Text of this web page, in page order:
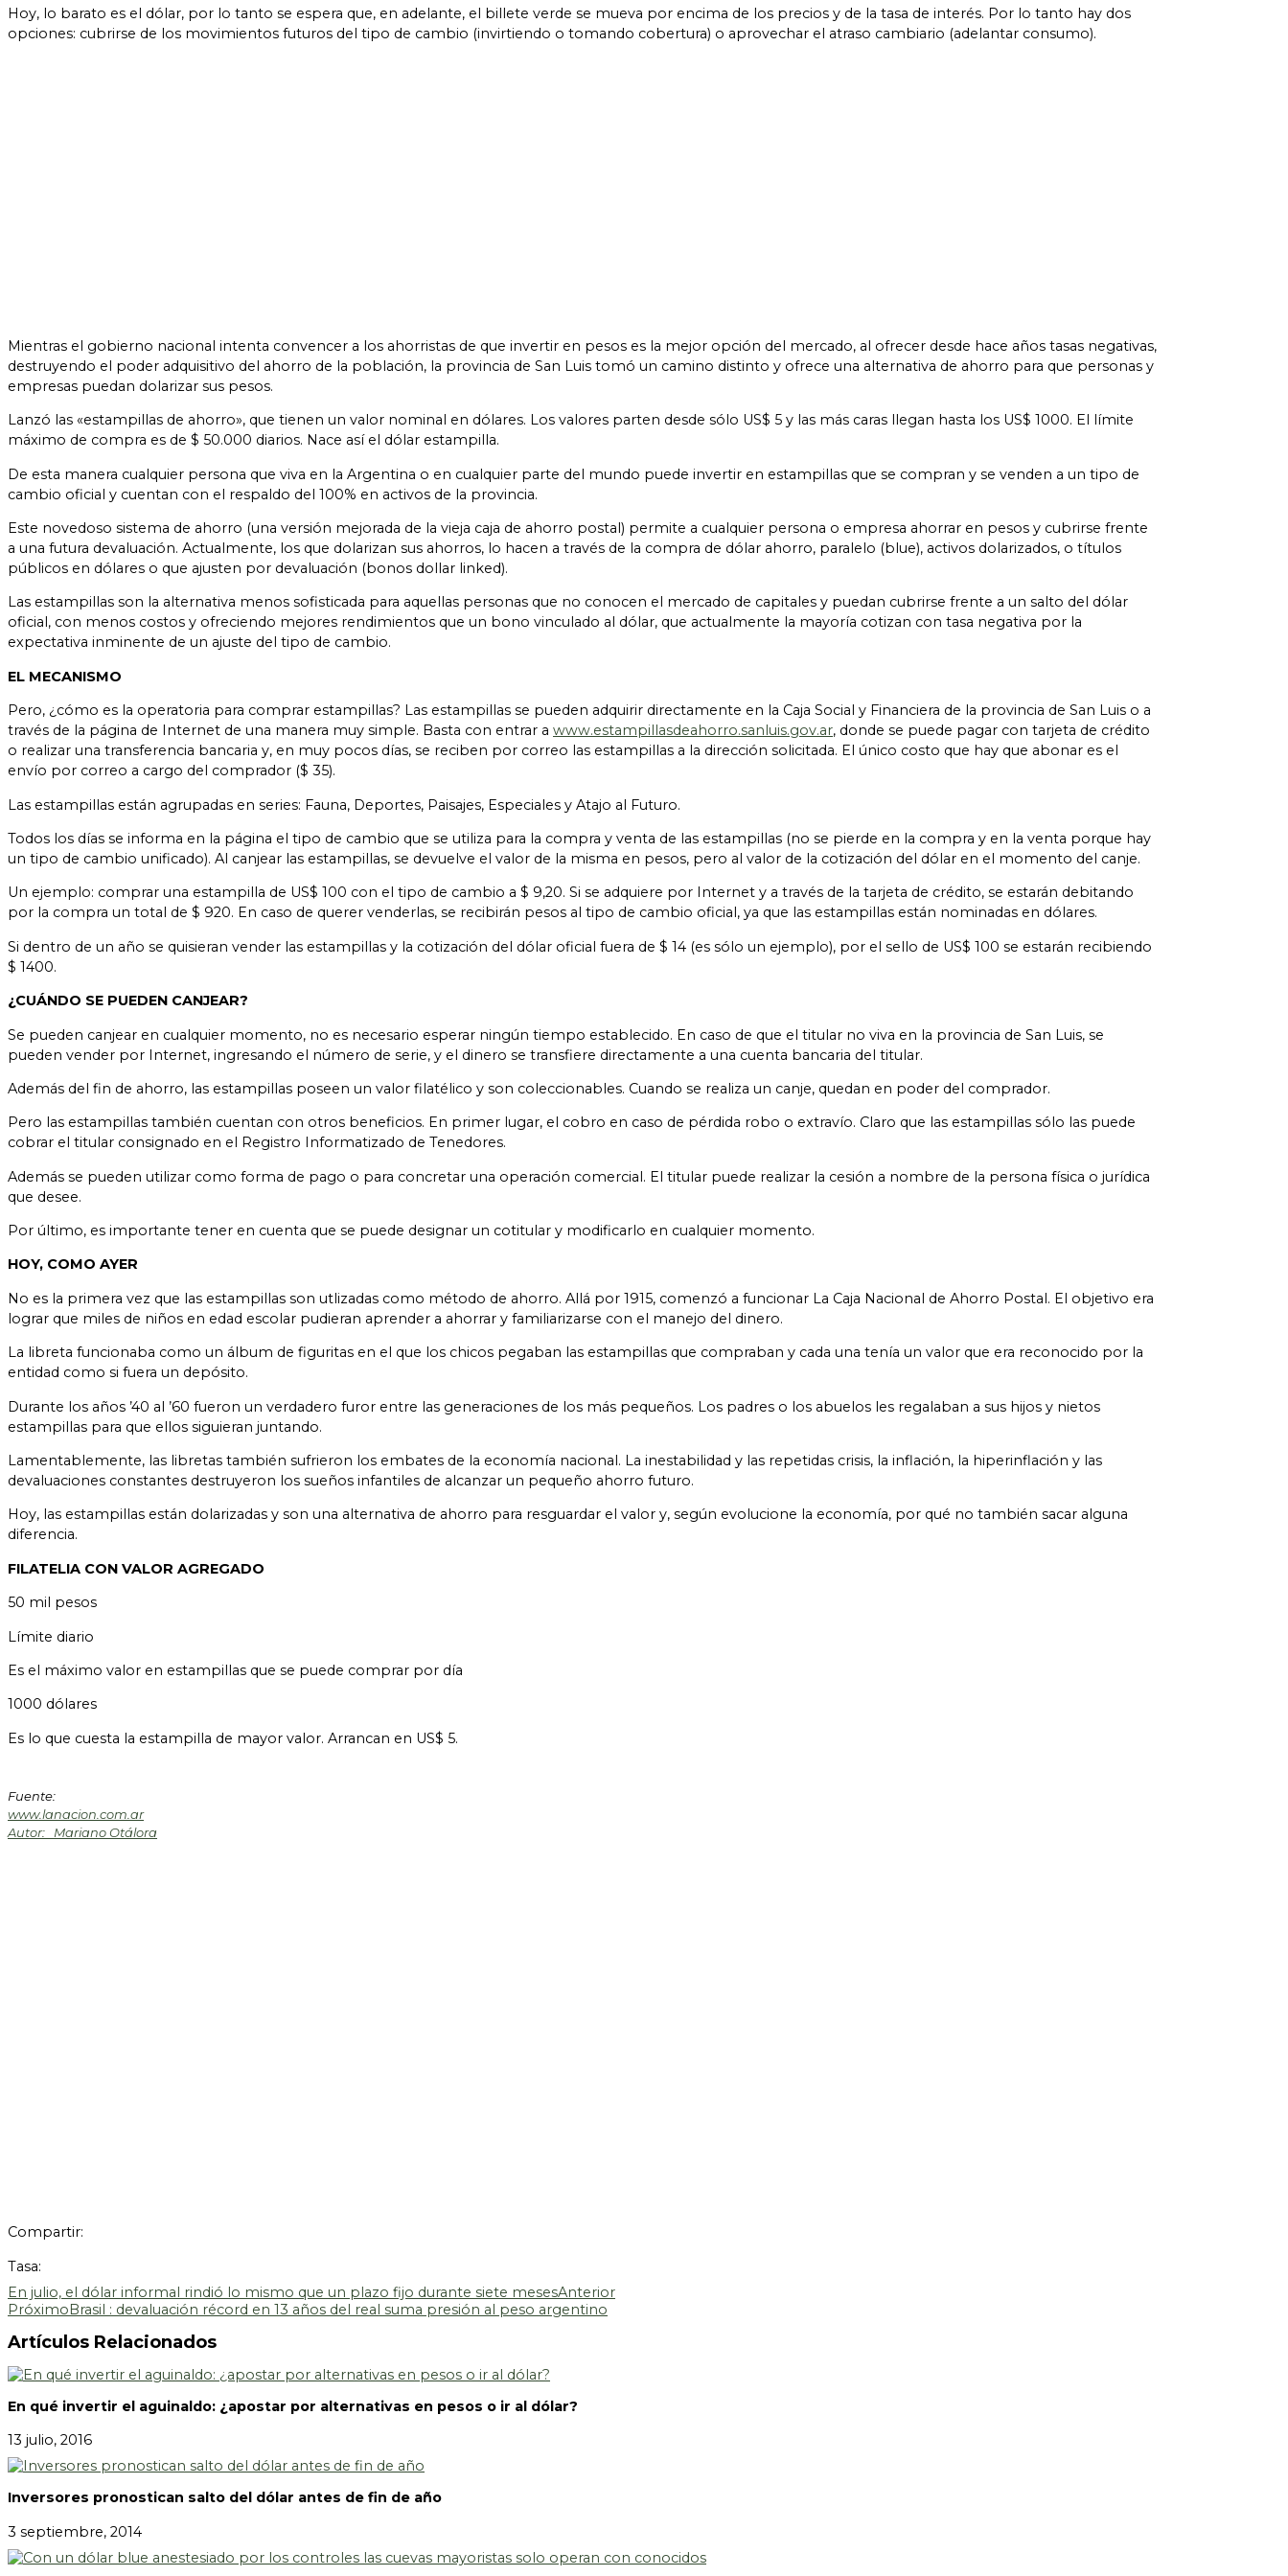
Hoy, lo barato es el dólar, por lo tanto se espera que, en adelante, el billete verde se mueva por encima de los precios y de la tasa de interés. Por lo tanto hay dos
opciones: cubrirse de los movimientos futuros del tipo de cambio (invirtiendo o tomando cobertura) o aprovechar el atraso cambiario (adelantar consumo).
Mientras el gobierno nacional intenta convencer a los ahorristas de que invertir en pesos es la mejor opción del mercado, al ofrecer desde hace años tasas negativas,
destruyendo el poder adquisitivo del ahorro de la población, la provincia de San Luis tomó un camino distinto y ofrece una alternativa de ahorro para que personas y
empresas puedan dolarizar sus pesos.
Lanzó las «estampillas de ahorro», que tienen un valor nominal en dólares. Los valores parten desde sólo US$ 5 y las más caras llegan hasta los US$ 1000. El límite
máximo de compra es de $ 50.000 diarios. Nace así el dólar estampilla.
De esta manera cualquier persona que viva en la Argentina o en cualquier parte del mundo puede invertir en estampillas que se compran y se venden a un tipo de
cambio oficial y cuentan con el respaldo del 100% en activos de la provincia.
Este novedoso sistema de ahorro (una versión mejorada de la vieja caja de ahorro postal) permite a cualquier persona o empresa ahorrar en pesos y cubrirse frente
a una futura devaluación. Actualmente, los que dolarizan sus ahorros, lo hacen a través de la compra de dólar ahorro, paralelo (blue), activos dolarizados, o títulos
públicos en dólares o que ajusten por devaluación (bonos dollar linked).
Las estampillas son la alternativa menos sofisticada para aquellas personas que no conocen el mercado de capitales y puedan cubrirse frente a un salto del dólar
oficial, con menos costos y ofreciendo mejores rendimientos que un bono vinculado al dólar, que actualmente la mayoría cotizan con tasa negativa por la
expectativa inminente de un ajuste del tipo de cambio.
EL MECANISMO
Pero, ¿cómo es la operatoria para comprar estampillas? Las estampillas se pueden adquirir directamente en la Caja Social y Financiera de la provincia de San Luis o a
través de la página de Internet de una manera muy simple. Basta con entrar a www.estampillasdeahorro.sanluis.gov.ar, donde se puede pagar con tarjeta de crédito
o realizar una transferencia bancaria y, en muy pocos días, se reciben por correo las estampillas a la dirección solicitada. El único costo que hay que abonar es el
envío por correo a cargo del comprador ($ 35).
Las estampillas están agrupadas en series: Fauna, Deportes, Paisajes, Especiales y Atajo al Futuro.
Todos los días se informa en la página el tipo de cambio que se utiliza para la compra y venta de las estampillas (no se pierde en la compra y en la venta porque hay
un tipo de cambio unificado). Al canjear las estampillas, se devuelve el valor de la misma en pesos, pero al valor de la cotización del dólar en el momento del canje.
Un ejemplo: comprar una estampilla de US$ 100 con el tipo de cambio a $ 9,20. Si se adquiere por Internet y a través de la tarjeta de crédito, se estarán debitando
por la compra un total de $ 920. En caso de querer venderlas, se recibirán pesos al tipo de cambio oficial, ya que las estampillas están nominadas en dólares.
Si dentro de un año se quisieran vender las estampillas y la cotización del dólar oficial fuera de $ 14 (es sólo un ejemplo), por el sello de US$ 100 se estarán recibiendo
$ 1400.
¿CUÁNDO SE PUEDEN CANJEAR?
Se pueden canjear en cualquier momento, no es necesario esperar ningún tiempo establecido. En caso de que el titular no viva en la provincia de San Luis, se
pueden vender por Internet, ingresando el número de serie, y el dinero se transfiere directamente a una cuenta bancaria del titular.
Además del fin de ahorro, las estampillas poseen un valor filatélico y son coleccionables. Cuando se realiza un canje, quedan en poder del comprador.
Pero las estampillas también cuentan con otros beneficios. En primer lugar, el cobro en caso de pérdida robo o extravío. Claro que las estampillas sólo las puede
cobrar el titular consignado en el Registro Informatizado de Tenedores.
Además se pueden utilizar como forma de pago o para concretar una operación comercial. El titular puede realizar la cesión a nombre de la persona física o jurídica
que desee.
Por último, es importante tener en cuenta que se puede designar un cotitular y modificarlo en cualquier momento.
HOY, COMO AYER
No es la primera vez que las estampillas son utlizadas como método de ahorro. Allá por 1915, comenzó a funcionar La Caja Nacional de Ahorro Postal. El objetivo era
lograr que miles de niños en edad escolar pudieran aprender a ahorrar y familiarizarse con el manejo del dinero.
La libreta funcionaba como un álbum de figuritas en el que los chicos pegaban las estampillas que compraban y cada una tenía un valor que era reconocido por la
entidad como si fuera un depósito.
Durante los años ’40 al ’60 fueron un verdadero furor entre las generaciones de los más pequeños. Los padres o los abuelos les regalaban a sus hijos y nietos
estampillas para que ellos siguieran juntando.
Lamentablemente, las libretas también sufrieron los embates de la economía nacional. La inestabilidad y las repetidas crisis, la inflación, la hiperinflación y las
devaluaciones constantes destruyeron los sueños infantiles de alcanzar un pequeño ahorro futuro.
Hoy, las estampillas están dolarizadas y son una alternativa de ahorro para resguardar el valor y, según evolucione la economía, por qué no también sacar alguna
diferencia.
FILATELIA CON VALOR AGREGADO
50 mil pesos
Límite diario
Es el máximo valor en estampillas que se puede comprar por día
1000 dólares
Es lo que cuesta la estampilla de mayor valor. Arrancan en US$ 5.
Fuente:
www.lanacion.com.ar
Autor: Mariano Otálora
Compartir:
Tasa:
En julio, el dólar informal rindió lo mismo que un plazo fijo durante siete mesesAnterior
PróximoBrasil : devaluación récord en 13 años del real suma presión al peso argentino
Artículos Relacionados
En qué invertir el aguinaldo: ¿apostar por alternativas en pesos o ir al dólar?
13 julio, 2016
Inversores pronostican salto del dólar antes de fin de año
3 septiembre, 2014